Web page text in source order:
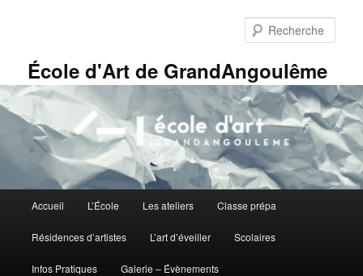
principalÉcole d'Art de GrandAngoulême
principal
Accueil L’École Les ateliers Classe prépa
Résidences d’artistes L’art d’éveiller Scolaires
Infos Pratiques Galerie – Évènements